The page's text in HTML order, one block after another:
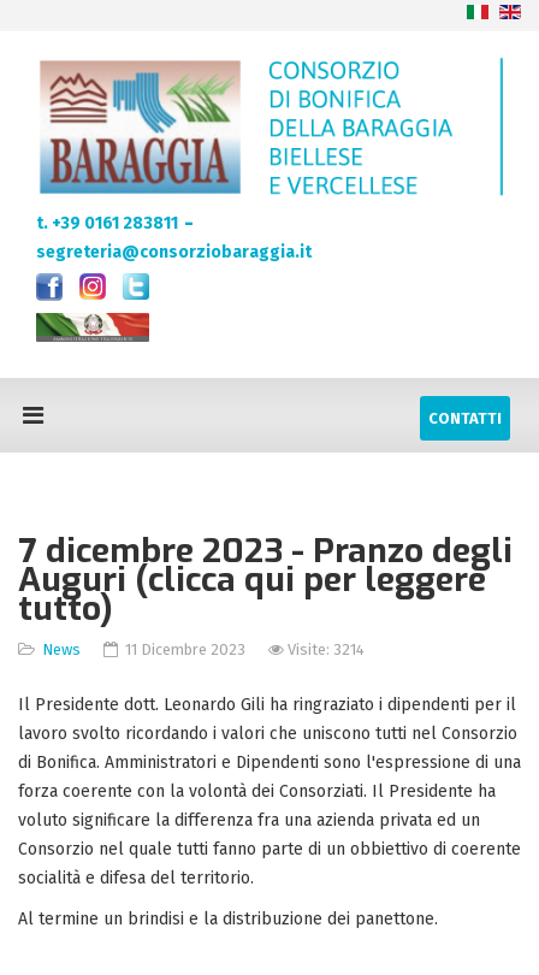
t. +39 0161 283811 -
segreteria@consorziobaraggia.it
CONTATTI
7 dicembre 2023 - Pranzo degli
Auguri (clicca qui per leggere
tutto)
News 11 Dicembre 2023 Visite: 3214
Il Presidente dott. Leonardo Gili ha ringraziato i dipendenti per il
lavoro svolto ricordando i valori che uniscono tutti nel Consorzio
di Bonifica. Amministratori e Dipendenti sono l'espressione di una
forza coerente con la volontà dei Consorziati. Il Presidente ha
voluto significare la differenza fra una azienda privata ed un
Consorzio nel quale tutti fanno parte di un obbiettivo di coerente
socialità e difesa del territorio.
Al termine un brindisi e la distribuzione dei panettone.